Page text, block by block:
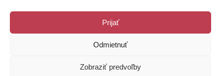
Prijať
Odmietnuť
Zobraziť predvoľby
kontakt@ucebnepomockyslovakia.sk